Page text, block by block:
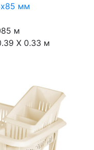
мм
м
X 0.33 м